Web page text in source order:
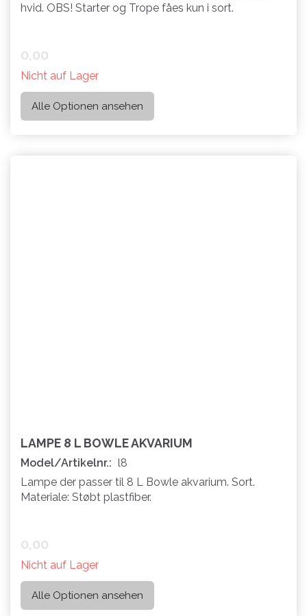
hvid. OBS! Starter og Trope fåes kun i sort.
0,00
Nicht auf Lager
Alle Optionen ansehen
LAMPE 8 L BOWLE AKVARIUM
Model/Artikelnr.: l8
Lampe der passer til 8 L Bowle akvarium. Sort.
Materiale: Støbt plastfiber.
0,00
Nicht auf Lager
Alle Optionen ansehen